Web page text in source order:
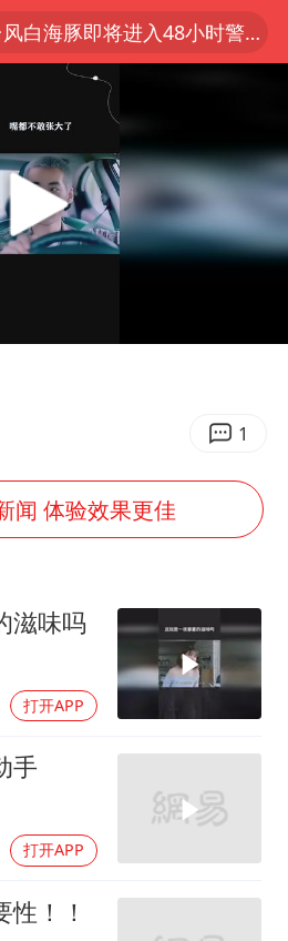
台风白海豚即将进入48小时警戒线
“绿”成势，结构转型活力足
女子利用漏洞0元薅走3000多件家电
风白海豚影响中国已成定局
80后女柜员逆袭成4200亿银行副行长
要求领导干部带头休假
浙江舟山21条水上客运航线停航
气象台发布台风黄色预警
新华社权威快报|我国编制完成新版全月地质图
年4位周星驰电影配角去世
国五箭齐发反制美国
国经济展现强大韧性和活力
1
闻 体验效果更佳
滋味吗
打开APP
手
打开APP
！！